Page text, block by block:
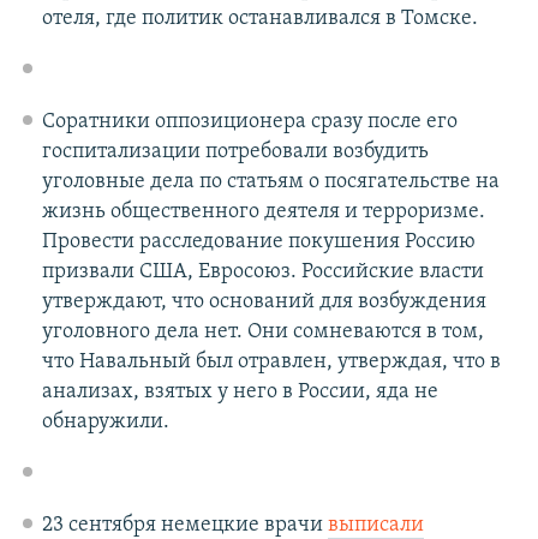
отеля, где политик останавливался в Томске.
Соратники оппозиционера сразу после его
госпитализации потребовали возбудить
уголовные дела по статьям о посягательстве на
жизнь общественного деятеля и терроризме.
Провести расследование покушения Россию
призвали США, Евросоюз. Российские власти
утверждают, что оснований для возбуждения
уголовного дела нет. Они сомневаются в том,
что Навальный был отравлен, утверждая, что в
анализах, взятых у него в России, яда не
обнаружили.
23 сентября немецкие врачи выписали